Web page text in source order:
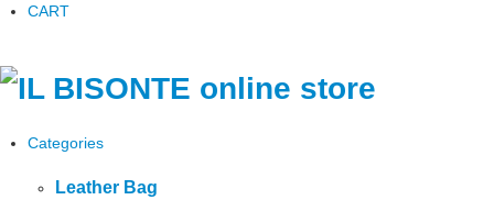
CART
Categories
Leather Bag